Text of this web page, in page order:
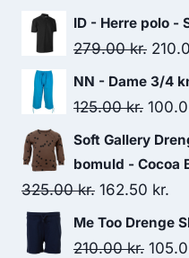
price
was:
ID - Herre polo -
279.00kr.
price
was:
NN - Dame 3/4
125.00kr.
price
was:
Soft Gallery
bomuld - Cocoa
325.00kr. Original
price
was:
162.50 kr.
is:
Me Too Drenge
210.00kr.